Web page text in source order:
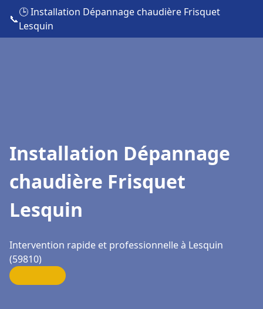
📞
🕒 Installation Dépannage chaudière Frisquet
Lesquin
Installation Dépannage
chaudière Frisquet
Lesquin
Intervention rapide et professionnelle à Lesquin
(59810)